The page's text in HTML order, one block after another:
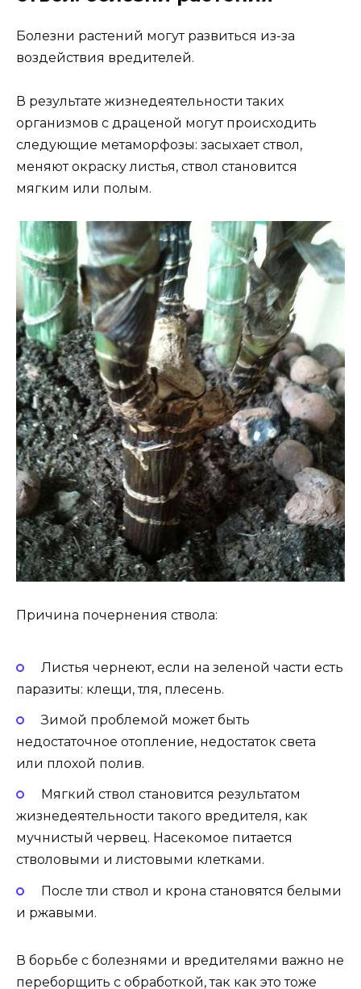
Болезни растений могут развиться из-за
воздействия вредителей.
В результате жизнедеятельности таких
организмов с драценой могут происходить
следующие метаморфозы: засыхает ствол,
меняют окраску листья, ствол становится
мягким или полым.
Причина почернения ствола:
Листья чернеют, если на зеленой части есть
паразиты: клещи, тля, плесень.
Зимой проблемой может быть
недостаточное отопление, недостаток света
или плохой полив.
Мягкий ствол становится результатом
жизнедеятельности такого вредителя, как
мучнистый червец. Насекомое питается
стволовыми и листовыми клетками.
После тли ствол и крона становятся белыми
и ржавыми.
В борьбе с болезнями и вредителями важно не
переборщить с обработкой, так как это тоже